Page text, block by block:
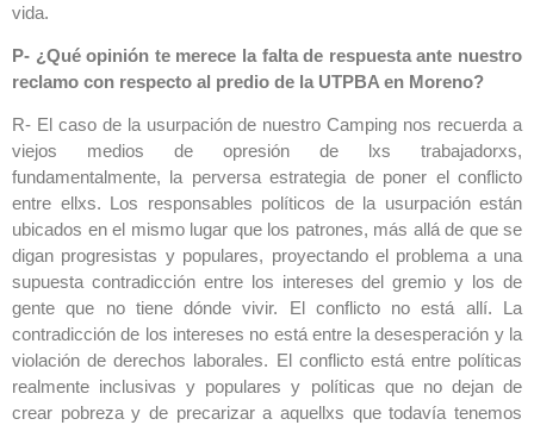
vida.
P- ¿Qué opinión te merece la falta de respuesta ante nuestro
reclamo con respecto al predio de la UTPBA en Moreno?
R- El caso de la usurpación de nuestro Camping nos recuerda a
viejos medios de opresión de lxs trabajadorxs,
fundamentalmente, la perversa estrategia de poner el conflicto
entre ellxs. Los responsables políticos de la usurpación están
ubicados en el mismo lugar que los patrones, más allá de que se
digan progresistas y populares, proyectando el problema a una
supuesta contradicción entre los intereses del gremio y los de
gente que no tiene dónde vivir. El conflicto no está allí. La
contradicción de los intereses no está entre la desesperación y la
violación de derechos laborales. El conflicto está entre políticas
realmente inclusivas y populares y políticas que no dejan de
crear pobreza y de precarizar a aquellxs que todavía tenemos